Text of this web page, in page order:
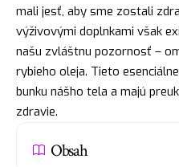
mali jesť, aby sme zostali
výživovými doplnkami však
našu zvláštnu pozornosť –
rybieho oleja. Tieto
bunku nášho tela a majú
zdravie.
Obsah